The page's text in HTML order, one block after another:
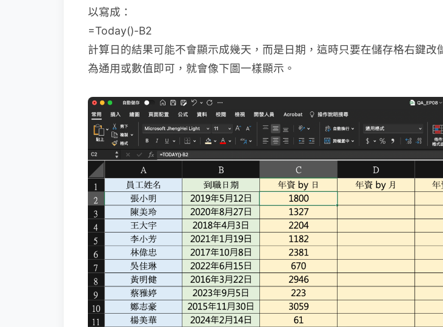
以寫成：
=Today()-B2
計算日的結果可能不會顯示成幾天，而是日期，這時只要在儲存格右鍵改
為通用或數值即可，就會像下圖一樣顯示。